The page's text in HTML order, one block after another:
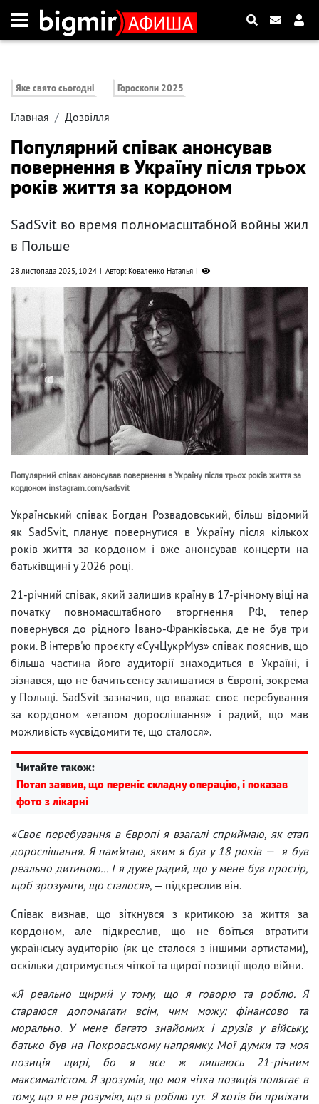
Яке свято сьогодні Гороскопи 2025
Главная Дозвілля
Популярний співак анонсував
повернення в Україну після трьох
років життя за кордоном
SadSvit во время полномасштабной войны жил
в Польше
28 листопада 2025, 10:24 Автор: Коваленко Наталья
Популярний співак анонсував повернення в Україну після трьох років життя за
кордоном instagram.com/sadsvit
Український співак Богдан Розвадовський, більш відомий
як SadSvit, планує повернутися в Україну після кількох
років життя за кордоном і вже анонсував концерти на
батьківщині у 2026 році.
21-річний співак, який залишив країну в 17-річному віці на
початку повномасштабного вторгнення РФ, тепер
повернувся до рідного Івано-Франківська, де не був три
роки. В інтерв'ю проєкту «СучЦукрМуз» співак пояснив, що
більша частина його аудиторії знаходиться в Україні, і
зізнався, що не бачить сенсу залишатися в Європі, зокрема
у Польщі. SadSvit зазначив, що вважає своє перебування
за кордоном «етапом дорослішання» і радий, що мав
можливість «усвідомити те, що сталося».
Читайте також:
Потап заявив, що переніс складну операцію, і показав
фото з лікарні
«Своє перебування в Європі я взагалі сприймаю, як етап
дорослішання. Я пам'ятаю, яким я був у 18 років — я був
реально дитиною... І я дуже радий, що у мене був простір,
щоб зрозуміти, що сталося», — підкреслив він.
Співак визнав, що зіткнувся з критикою за життя за
кордоном, але підкреслив, що не боїться втратити
українську аудиторію (як це сталося з іншими артистами),
оскільки дотримується чіткої та щирої позиції щодо війни.
«Я реально щирий у тому, що я говорю та роблю. Я
стараюся допомагати всім, чим можу: фінансово та
морально. У мене багато знайомих і друзів у війську,
батько був на Покровському напрямку. Мої думки та моя
позиція щирі, бо я все ж лишаюсь 21-річним
максималістом. Я зрозумів, що моя чітка позиція полягає в
тому, що я не розумію, що я роблю тут. Я хотів би приїхати